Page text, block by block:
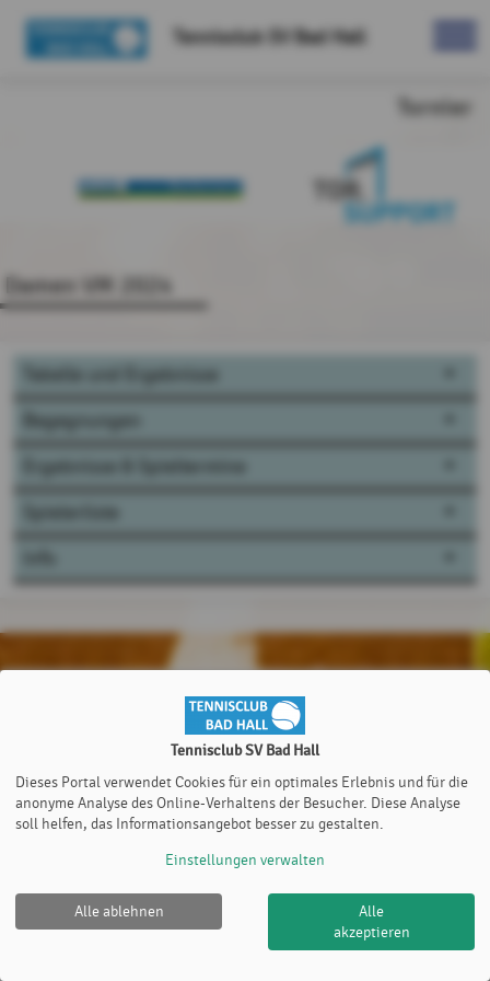
Tennisclub SV Bad Hall
Turnier
Damen VM 2024
Tabelle und Ergebnisse
Begegnungen
Ergebnisse & Spieltermine
Spielerliste
Cookie Policy
Tennisclub SV Bad Hall
Dieses Portal verwendet Cookies für ein optimales Erlebnis und für die
anonyme Analyse des Online-Verhaltens der Besucher. Diese Analyse
soll helfen, das Informationsangebot besser zu gestalten.
Einstellungen verwalten
Alle ablehnen
Alle
akzeptieren